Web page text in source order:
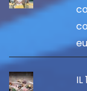
IL